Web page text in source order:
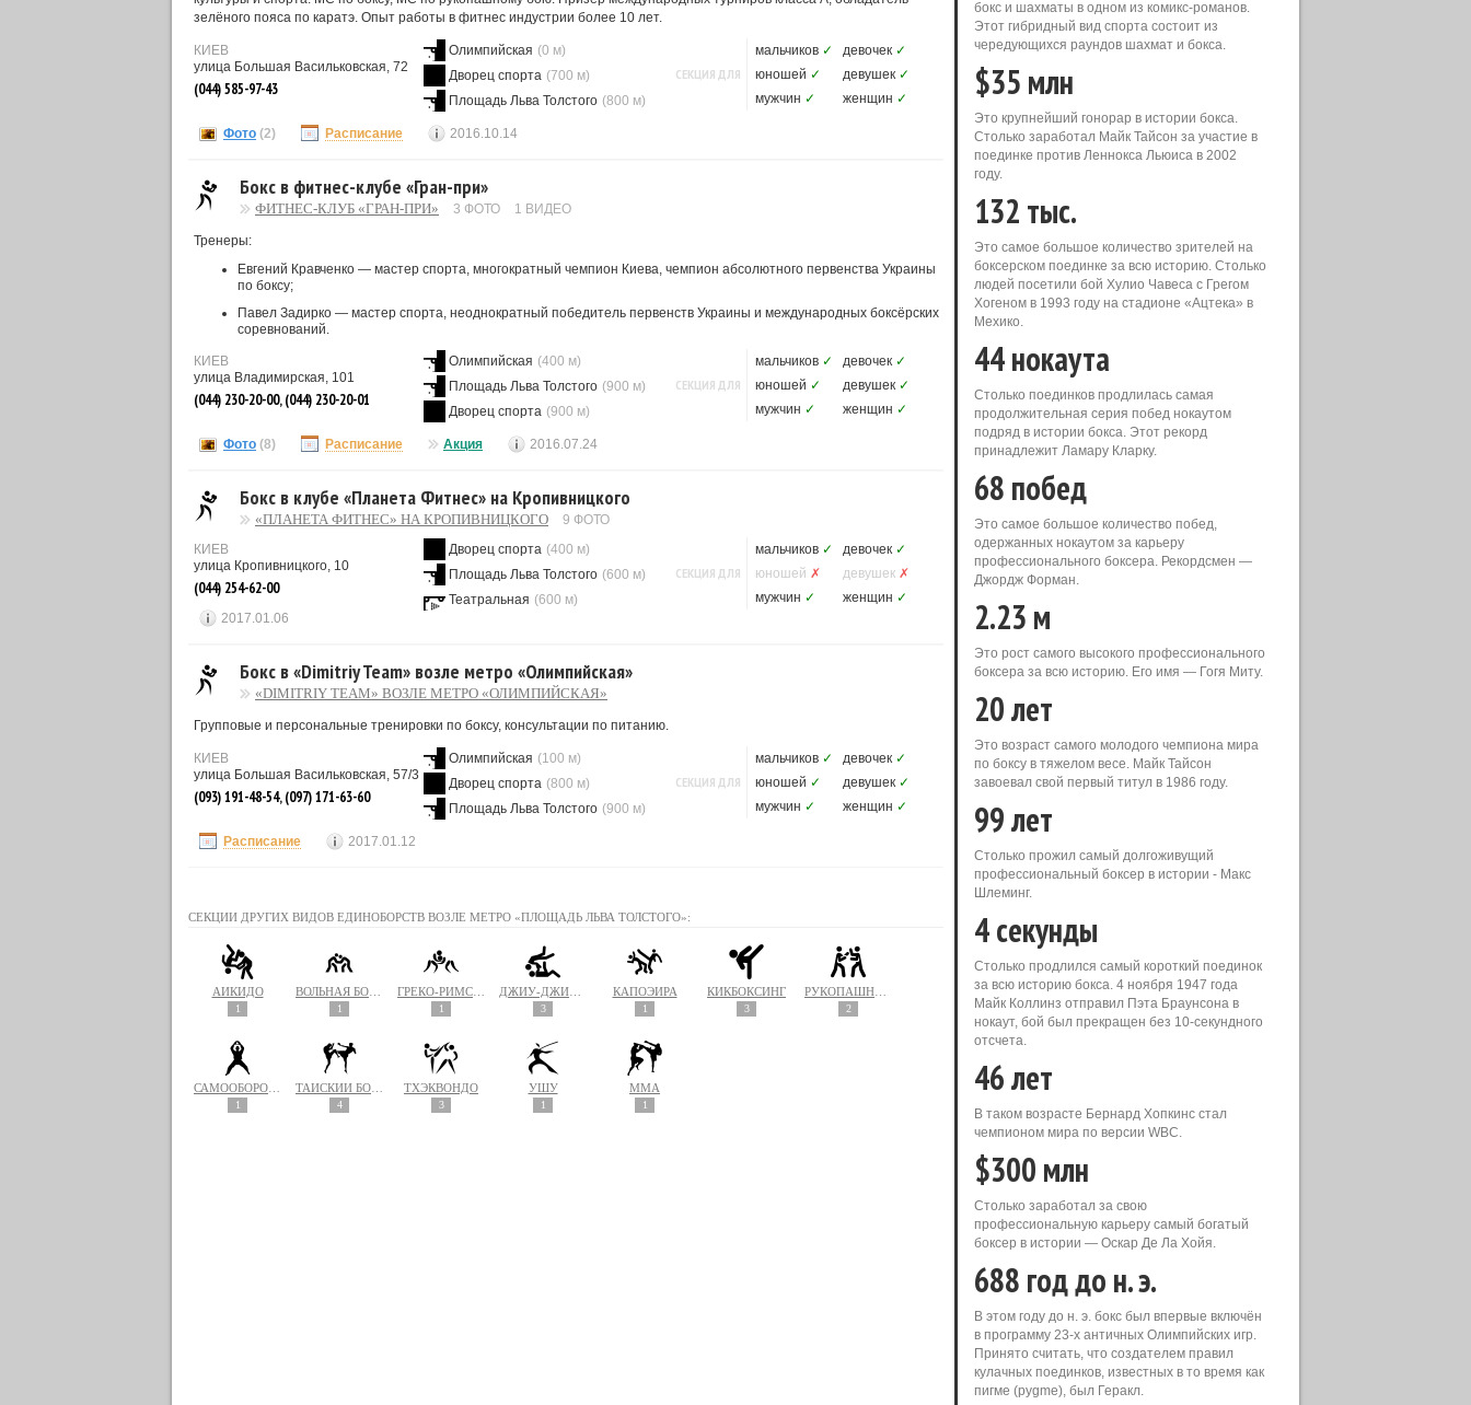
зелёного пояса по каратэ. Опыт работы в фитнес индустрии более 10 лет.
КИЕВ
улица Большая Васильковская, 72
(044) 585-97-43
Олимпийская (0 м)
Дворец спорта (700 м)
Площадь Льва Толстого (800 м)
СЕКЦИЯ ДЛЯ
мальчиков ✓ девочек ✓
юношей ✓ девушек ✓
мужчин ✓ женщин ✓
Фото (2) Расписание 2016.10.14
Бокс в фитнес-клубе «Гран-при»
ФИТНЕС-КЛУБ «ГРАН-ПРИ» 3 ФОТО 1 ВИДЕО
Тренеры:
Евгений Кравченко — мастер спорта, многократный чемпион Киева, чемпион абсолютного первенства Украины
по боксу;
Павел Задирко — мастер спорта, неоднократный победитель первенств Украины и международных боксёрских
соревнований.
КИЕВ
улица Владимирская, 101
(044) 230-20-00, (044) 230-20-01
Олимпийская (400 м)
Площадь Льва Толстого (900 м)
Дворец спорта (900 м)
СЕКЦИЯ ДЛЯ
мальчиков ✓ девочек ✓
юношей ✓ девушек ✓
мужчин ✓ женщин ✓
Фото (8) Расписание Акция 2016.07.24
Бокс в клубе «Планета Фитнес» на Кропивницкого
«ПЛАНЕТА ФИТНЕС» НА КРОПИВНИЦКОГО
9 ФОТО
КИЕВ
улица Кропивницкого, 10
(044) 254-62-00
Дворец спорта (400 м)
Площадь Льва Толстого (600 м)
Театральная (600 м)
СЕКЦИЯ ДЛЯ
мальчиков ✓ девочек ✓
юношей ✗ девушек ✗
мужчин ✓ женщин ✓
2017.01.06
Бокс в «Dimitriy Team» возле метро «Олимпийская»
«DIMITRIY TEAM» ВОЗЛЕ МЕТРО «ОЛИМПИЙСКАЯ»
Групповые и персональные тренировки по боксу, консультации по питанию.
КИЕВ
улица Большая Васильковская, 57/3
(093) 191-48-54, (097) 171-63-60
Олимпийская (100 м)
Дворец спорта (800 м)
Площадь Льва Толстого (900 м)
СЕКЦИЯ ДЛЯ
мальчиков ✓ девочек ✓
юношей ✓ девушек ✓
мужчин ✓ женщин ✓
Расписание 2017.01.12
СЕКЦИИ ДРУГИХ ВИДОВ ЕДИНОБОРСТВ ВОЗЛЕ МЕТРО «ПЛОЩАДЬ ЛЬВА ТОЛСТОГО»:
АЙКИДО
1 1 1 3
КАПОЭЙРА
1
КИКБОКСИНГ
3 2
1 4
ТХЭКВОНДО
3
УШУ
1
MMA
1
бокс и шахматы в одном из комикс-романов.
Этот гибридный вид спорта состоит из
чередующихся раундов шахмат и бокса.
$35 млн
Это крупнейший гонорар в истории бокса.
Столько заработал Майк Тайсон за участие в
поединке против Леннокса Льюиса в 2002
году.
132 тыс.
Это самое большое количество зрителей на
боксерском поединке за всю историю. Столько
людей посетили бой Хулио Чавеса с Грегом
Хогеном в 1993 году на стадионе «Ацтека» в
Мехико.
44 нокаута
Столько поединков продлилась самая
продолжительная серия побед нокаутом
подряд в истории бокса. Этот рекорд
принадлежит Ламару Кларку.
68 побед
Это самое большое количество побед,
одержанных нокаутом за карьеру
профессионального боксера. Рекордсмен —
Джордж Форман.
2.23 м
Это рост самого высокого профессионального
боксера за всю историю. Его имя — Гогя Миту.
20 лет
Это возраст самого молодого чемпиона мира
по боксу в тяжелом весе. Майк Тайсон
завоевал свой первый титул в 1986 году.
99 лет
Столько прожил самый долгоживущий
профессиональный боксер в истории - Макс
Шлеминг.
4 секунды
Столько продлился самый короткий поединок
за всю историю бокса. 4 ноября 1947 года
Майк Коллинз отправил Пэта Браунсона в
нокаут, бой был прекращен без 10-секундного
отсчета.
46 лет
В таком возрасте Бернард Хопкинс стал
чемпионом мира по версии WBC.
$300 млн
Столько заработал за свою
профессиональную карьеру самый богатый
боксер в истории — Оскар Де Ла Хойя.
688 год до н. э.
В этом году до н. э. бокс был впервые включён
в программу 23-х античных Олимпийских игр.
Принято считать, что создателем правил
кулачных поединков, известных в то время как
пигме (pygme), был Геракл.